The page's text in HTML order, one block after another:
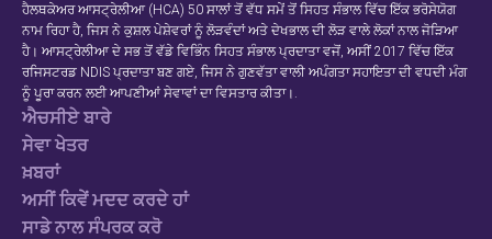
ਹੈਲਥਕੇਅਰ ਆਸਟ੍ਰੇਲੀਆ (HCA) 50 ਸਾਲਾਂ ਤੋਂ ਵੱਧ ਸਮੇਂ ਤੋਂ ਸਿਹਤ ਸੰਭਾਲ ਵਿੱਚ ਇੱਕ ਭਰੋਸੇਯੋਗ
ਨਾਮ ਰਿਹਾ ਹੈ, ਜਿਸ ਨੇ ਕੁਸ਼ਲ ਪੇਸ਼ੇਵਰਾਂ ਨੂੰ ਲੋੜਵੰਦਾਂ ਅਤੇ ਦੇਖਭਾਲ ਦੀ ਲੋੜ ਵਾਲੇ ਲੋਕਾਂ ਨਾਲ ਜੋੜਿਆ
ਹੈ। ਆਸਟ੍ਰੇਲੀਆ ਦੇ ਸਭ ਤੋਂ ਵੱਡੇ ਵਿਭਿੰਨ ਸਿਹਤ ਸੰਭਾਲ ਪ੍ਰਦਾਤਾ ਵਜੋਂ, ਅਸੀਂ 2017 ਵਿੱਚ ਇੱਕ
ਰਜਿਸਟਰਡ NDIS ਪ੍ਰਦਾਤਾ ਬਣ ਗਏ, ਜਿਸ ਨੇ ਗੁਣਵੱਤਾ ਵਾਲੀ ਅਪੰਗਤਾ ਸਹਾਇਤਾ ਦੀ ਵਧਦੀ ਮੰਗ
ਨੂੰ ਪੂਰਾ ਕਰਨ ਲਈ ਆਪਣੀਆਂ ਸੇਵਾਵਾਂ ਦਾ ਵਿਸਤਾਰ ਕੀਤਾ।.
ਐਚਸੀਏ ਬਾਰੇ
ਸੇਵਾ ਖੇਤਰ
ਖ਼ਬਰਾਂ
ਅਸੀਂ ਕਿਵੇਂ ਮਦਦ ਕਰਦੇ ਹਾਂ
ਸਾਡੇ ਨਾਲ ਸੰਪਰਕ ਕਰੋ